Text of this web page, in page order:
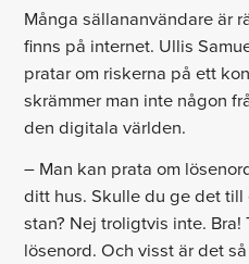
Många sällananvändare är
finns på internet. Ullis
pratar om riskerna på ett
skrämmer man inte någon
den digitala världen.
– Man kan prata om
ditt hus. Skulle du ge det till
stan? Nej troligtvis inte.
lösenord. Och visst är det